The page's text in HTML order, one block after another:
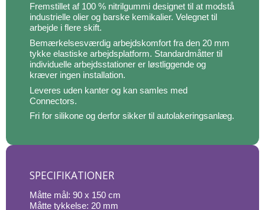
Fremstillet af 100 % nitrilgummi designet til at modstå
industrielle olier og barske kemikalier. Velegnet til
arbejde i flere skift.
Bemærkelsesværdig arbejdskomfort fra den 20 mm
tykke elastiske arbejdsplatform. Standardmåtter til
individuelle arbejdsstationer er løstliggende og
kræver ingen installation.
Leveres uden kanter og kan samles med
Connectors.
Fri for silikone og derfor sikker til autolakeringsanlæg.
SPECIFIKATIONER
Måtte mål: 90 x 150 cm
Måtte tykkelse: 20 mm